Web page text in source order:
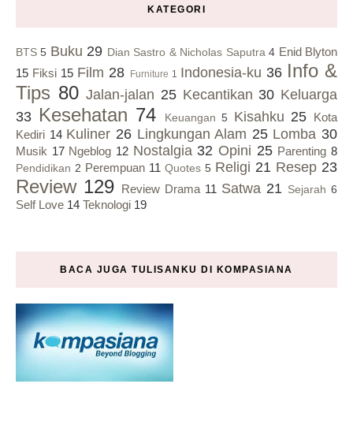
KATEGORI
BTS 5 Buku 29 Dian Sastro & Nicholas Saputra 4 Enid Blyton
15 Fiksi 15 Film 28 Furniture 1 Indonesia-ku 36 Info &
Tips 80 Jalan-jalan 25 Kecantikan 30 Keluarga
33 Kesehatan 74 Keuangan 5 Kisahku 25 Kota
Kediri 14 Kuliner 26 Lingkungan Alam 25 Lomba 30
Musik 17 Ngeblog 12 Nostalgia 32 Opini 25 Parenting 8
Pendidikan 2 Perempuan 11 Quotes 5 Religi 21 Resep 23
Review 129 Review Drama 11 Satwa 21 Sejarah 6
Self Love 14 Teknologi 19
BACA JUGA TULISANKU DI KOMPASIANA